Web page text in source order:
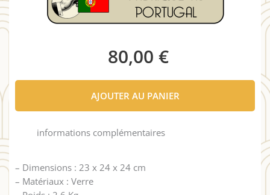
80,00 €
AJOUTER AU PANIER
informations complémentaires
– Dimensions : 23 x 24 x 24 cm
– Matériaux : Verre